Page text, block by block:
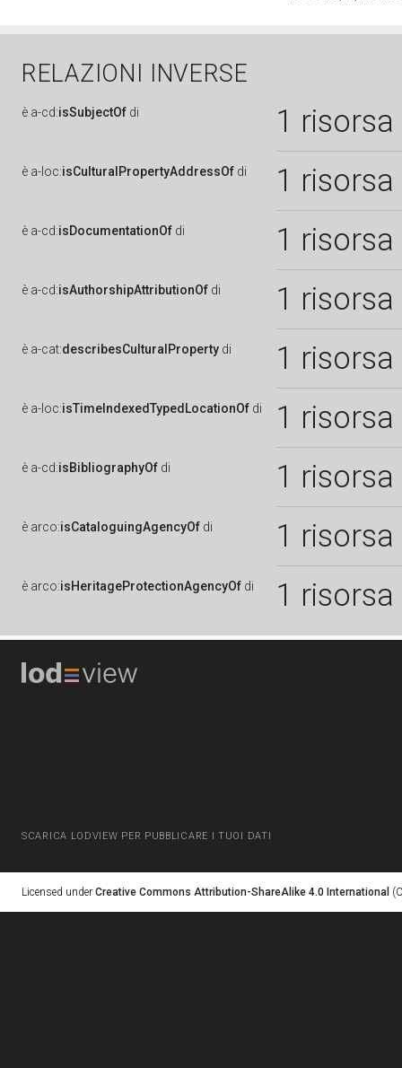
RELAZIONI INVERSE
è a-cd:isSubjectOf di 1 risorsa
è a-loc:isCulturalPropertyAddressOf di 1 risorsa
è a-cd:isDocumentationOf di 1 risorsa
è a-cd:isAuthorshipAttributionOf di 1 risorsa
è a-cat:describesCulturalProperty di 1 risorsa
è a-loc:isTimeIndexedTypedLocationOf di 1 risorsa
è a-cd:isBibliographyOf di 1 risorsa
è arco:isCataloguingAgencyOf di 1 risorsa
è arco:isHeritageProtectionAgencyOf di 1 risorsa
SCARICA LODVIEW PER PUBBLICARE I TUOI DATI
Licensed under Creative Commons Attribution-ShareAlike 4.0 International